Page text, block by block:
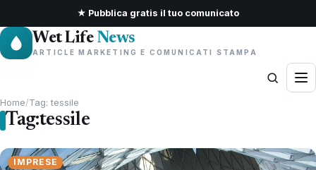
★ Pubblica gratis il tuo comunicato
Wet Life News
ARTICLE MARKETING E COMUNICATI STAMPA
Home/Tag: tessile
Tag:tessile
IMPRESE